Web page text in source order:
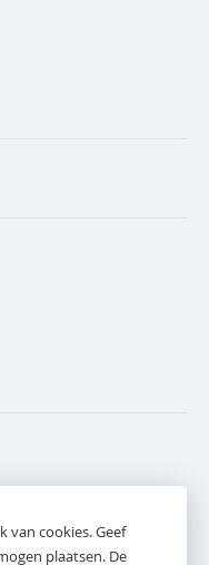
van cookies. Geef
plaatsen. De